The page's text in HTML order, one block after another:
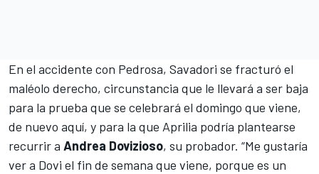
En el accidente con Pedrosa, Savadori se fracturó el
maléolo derecho, circunstancia que le llevará a ser baja
para la prueba que se celebrará el domingo que viene,
de nuevo aquí, y para la que Aprilia podría plantearse
recurrir a Andrea Dovizioso, su probador. “Me gustaría
ver a Dovi el fin de semana que viene, porque es un